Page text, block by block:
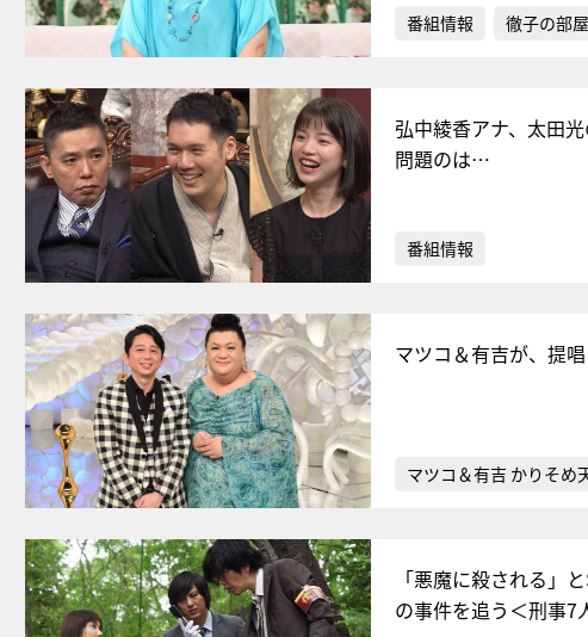
番組情報 徹子の部屋
弘中綾香アナ、太田
問題のは…
番組情報
マツコ＆有吉が、提
マツコ＆有吉 かりそめ
「悪魔に殺される」
の事件を追う＜刑事7